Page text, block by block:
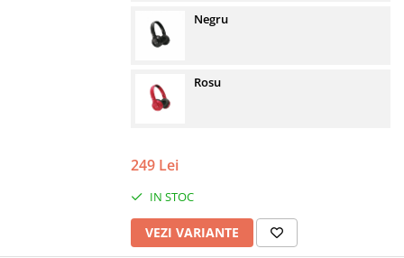
Negru
Rosu
249 Lei
IN STOC
VEZI VARIANTE